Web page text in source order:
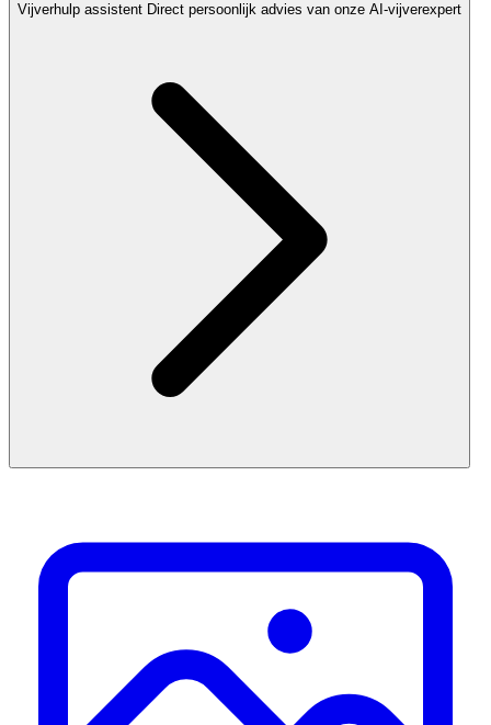
Vijverhulp assistent Direct persoonlijk advies van onze AI-vijverexpert